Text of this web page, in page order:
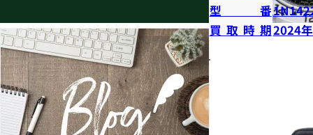
型番
買取時期2024